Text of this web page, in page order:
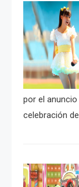
por el
celebración